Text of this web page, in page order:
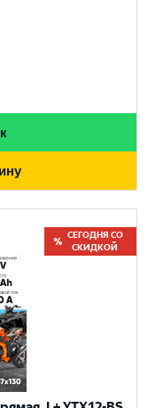
СЕГОДНЯ СО
СКИДКОЙ